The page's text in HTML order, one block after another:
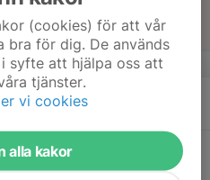
v.43
(cookies) för att vår
bra för dig. De används
syfte att hjälpa oss att
tjänster.
vi cookies
alla kakor